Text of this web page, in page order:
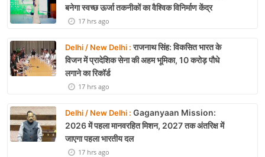
बनेगा स्वच्छ ऊर्जा तकनीकों का वैश्विक विनिर्माण केंद्र
17 hrs ago
Delhi / New Delhi :राजनाथ सिंह: विकसित भारत के
विजन में प्रादेशिक सेना की अहम भूमिका, 10 करोड़ पौधे
लगाने का रिकॉर्ड
17 hrs ago
Delhi / New Delhi : Gaganyaan Mission:
2026 में पहला मानवरहित मिशन, 2027 तक अंतरिक्ष में
जाएगा पहला भारतीय दल
17 hrs ago